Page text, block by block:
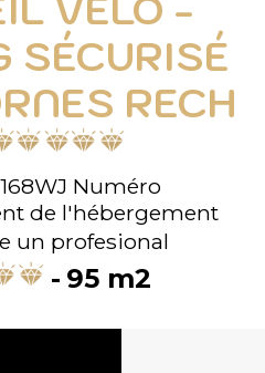
SÉCURISÉ
RECH
Numéro
de l'hébergement
un profesional
95 m2